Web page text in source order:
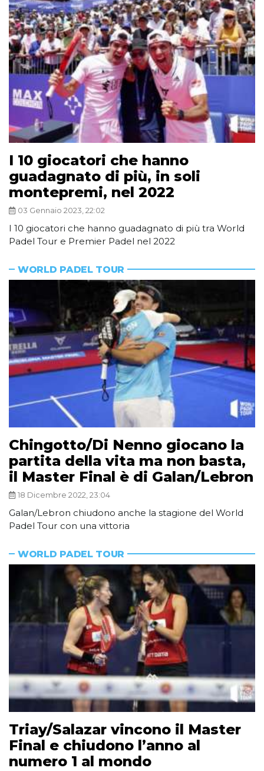
I 10 giocatori che hanno
guadagnato di più, in soli
montepremi, nel 2022
03 Gennaio 2023, 22:02
I 10 giocatori che hanno guadagnato di più tra World
Padel Tour e Premier Padel nel 2022
WORLD PADEL TOUR
Chingotto/Di Nenno giocano la
partita della vita ma non basta,
il Master Final è di Galan/Lebron
18 Dicembre 2022, 23:04
Galan/Lebron chiudono anche la stagione del World
Padel Tour con una vittoria
WORLD PADEL TOUR
Triay/Salazar vincono il Master
Final e chiudono l’anno al
numero 1 al mondo